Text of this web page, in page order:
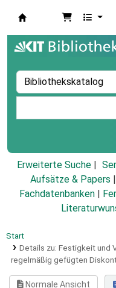
Erweiterte Suche
Aufsätze & Papers
Fachdatenbanken
Start
Details zu: Festigkeit und
regelmäßig gefügten
Normale Ansicht